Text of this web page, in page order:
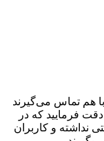
هم تماس می‌گیرند
فرمایید که در
نداشته و کاربران